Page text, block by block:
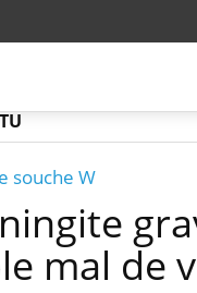
souche W
mal de